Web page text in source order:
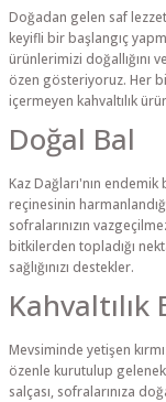
Doğadan gelen saf
keyifli bir başlangıç
ürünlerimizi doğallığını
özen gösteriyoruz. Her
içermeyen kahvaltılık
Doğal Bal
Kaz Dağları'nın
reçinesinin
sofralarınızın
bitkilerden topladığı
sağlığınızı destekler.
Kahvaltılık
Mevsiminde yetişen
özenle kurutulup
salçası, sofralarınıza